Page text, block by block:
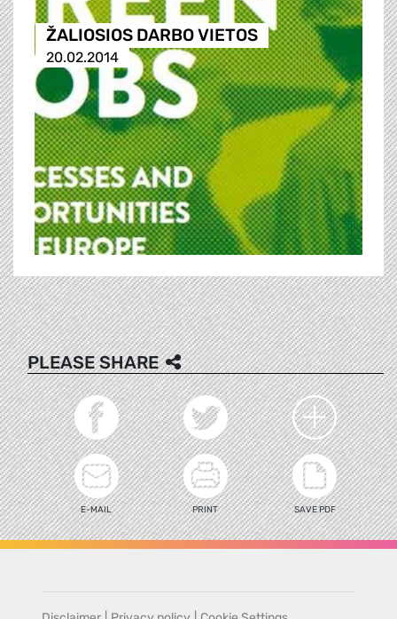
ŽALIOSIOS DARBO VIETOS
20.02.2014
PLEASE SHARE
E-MAIL PRINT SAVE PDF